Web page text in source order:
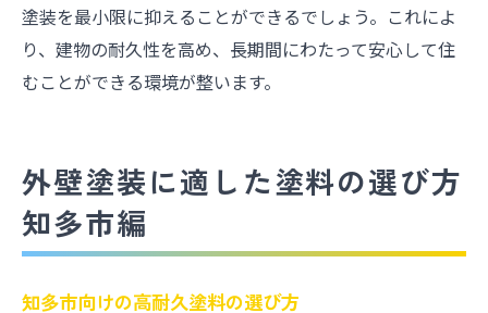
塗装を最小限に抑えることができるでしょう。これによ
り、建物の耐久性を高め、長期間にわたって安心して住
むことができる環境が整います。
外壁塗装に適した塗料の選び方
知多市編
知多市向けの高耐久塗料の選び方